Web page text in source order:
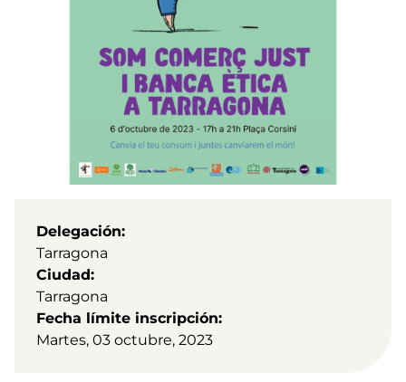
Delegación
Tarragona
Ciudad
Tarragona
Fecha límite inscripción
Martes, 03 octubre, 2023